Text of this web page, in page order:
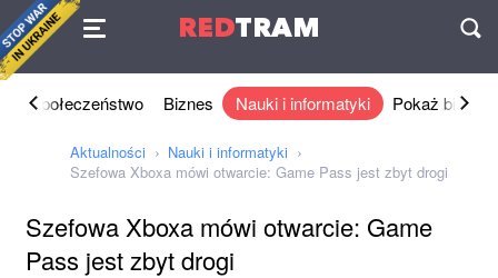
REDTRAM
Umowa
Społeczeństwo Biznes Nauki i informatyki Pokaż biznes
Aktualności
Nauki i informatyki
Szefowa Xboxa mówi otwarcie: Game Pass jest zbyt drogi
Szefowa Xboxa mówi otwarcie: Game
Pass jest zbyt drogi